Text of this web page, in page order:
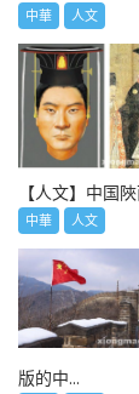
中華 人文
【人文】中国
中華 人文
版的中...